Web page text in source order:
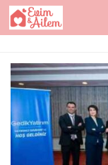
Skip to content